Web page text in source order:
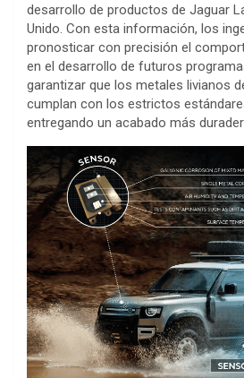
desarrollo de productos de Jaguar
Unido. Con esta información, los
pronosticar con precisión el
en el desarrollo de futuros
garantizar que los metales livianos
cumplan con los estrictos
entregando un acabado más